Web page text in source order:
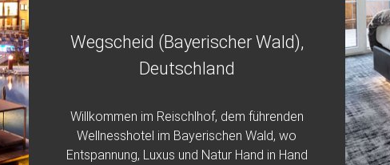
Wegscheid (Bayerischer Wald),
Deutschland
Willkommen im Reischlhof, dem führenden
Wellnesshotel im Bayerischen Wald, wo
Entspannung, Luxus und Natur Hand in Hand